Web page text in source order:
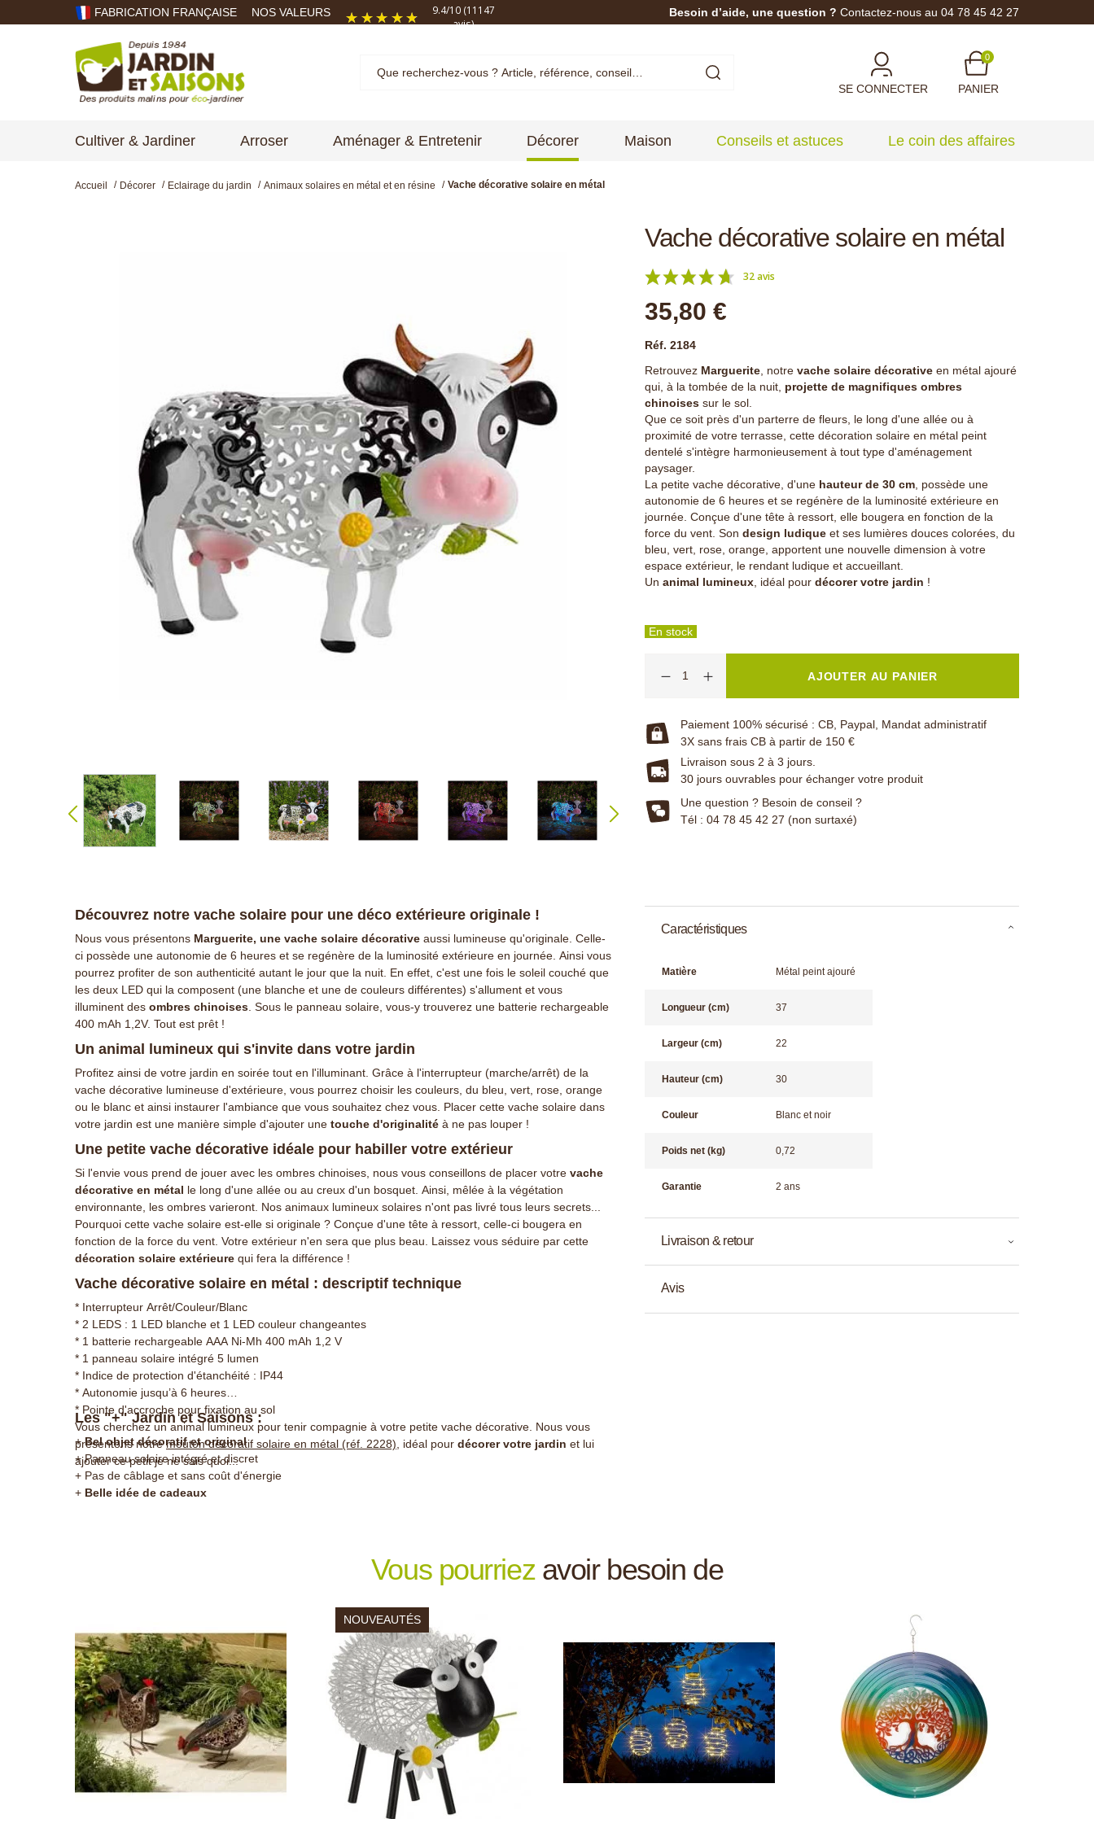
FABRICATION FRANÇAISE NOS VALEURS
avis)
Besoin d’aide, une question ? Contactez-nous au 04 78 45 42 27
SE CONNECTER PANIER
0
Cultiver & Jardiner Arroser Aménager & Entretenir Décorer Maison Conseils et astuces Le coin des affaires
Accueil Décorer Eclairage du jardin Animaux solaires en métal et en résine Vache décorative solaire en métal
Vache décorative solaire en métal
32 avis
35,80 €
Réf. 2184
Retrouvez Marguerite, notre vache solaire décorativeen métal ajouré
qui, à la tombée de la nuit, projette de magnifiques ombres
chinoisessur le sol.
Que ce soit près d'un parterre de fleurs, le long d'une allée ou à
proximité de votre terrasse, cette décoration solaire en métal peint
dentelé s'intègre harmonieusement à tout type d'aménagement
paysager.
La petite vache décorative, d'une hauteur de 30 cm, possède une
autonomie de 6 heures et se regénère de la luminosité extérieure en
journée. Conçue d'une tête à ressort, elle bougera en fonction de la
force du vent. Son design ludiqueet ses lumières douces colorées, du
bleu, vert, rose, orange, apportent une nouvelle dimension à votre
espace extérieur, le rendant ludique et accueillant.
Un animal lumineux, idéal pour décorer votre jardin !
En stock
AJOUTER AU PANIER
Paiement 100% sécurisé : CB, Paypal, Mandat administratif
3X sans frais CB à partir de 150 €
Livraison sous 2 à 3 jours.
30 jours ouvrables pour échanger votre produit
Une question ? Besoin de conseil ?
Tél : 04 78 45 42 27 (non surtaxé)
Découvrez notre vache solaire pour une déco extérieure originale !
Nous vous présentons Marguerite, une vache solaire décorative aussi lumineuse qu'originale. Celle-
ci possède une autonomie de 6 heures et se regénère de la luminosité extérieure en journée. Ainsi vous
pourrez profiter de son authenticité autant le jour que la nuit. En effet, c'est une fois le soleil couché que
les deux LED qui la composent (une blanche et une de couleurs différentes) s'allument et vous
illuminent des ombres chinoises . Sous le panneau solaire, vous-y trouverez une batterie rechargeable
400 mAh 1,2V. Tout est prêt !
Un animal lumineux qui s'invite dans votre jardin
Profitez ainsi de votre jardin en soirée tout en l'illuminant. Grâce à l'interrupteur (marche/arrêt) de la
vache décorative lumineuse d'extérieure, vous pourrez choisir les couleurs, du bleu, vert, rose, orange
ou le blanc et ainsi instaurer l'ambiance que vous souhaitez chez vous. Placer cette vache solaire dans
votre jardin est une manière simple d'ajouter une touche d'originalité à ne pas louper !
Une petite vache décorative idéale pour habiller votre extérieur
Si l'envie vous prend de jouer avec les ombres chinoises, nous vous conseillons de placer votre vache
décorative en métal le long d'une allée ou au creux d'un bosquet. Ainsi, mêlée à la végétation
environnante, les ombres varieront. Nos animaux lumineux solaires n'ont pas livré tous leurs secrets...
Pourquoi cette vache solaire est-elle si originale ? Conçue d'une tête à ressort, celle-ci bougera en
fonction de la force du vent. Votre extérieur n'en sera que plus beau. Laissez vous séduire par cette
décoration solaire extérieure qui fera la différence !
Vache décorative solaire en métal : descriptif technique
* Interrupteur Arrêt/Couleur/Blanc
* 2 LEDS : 1 LED blanche et 1 LED couleur changeantes
* 1 batterie rechargeable AAA Ni-Mh 400 mAh 1,2 V
* 1 panneau solaire intégré 5 lumen
* Indice de protection d'étanchéité : IP44
* Autonomie jusqu’à 6 heures
* Pointe d'accroche pour fixation au sol
Vous cherchez un animal lumineux pour tenir compagnie à votre petite vache décorative. Nous vous
présentons notremouton décoratif solaire en métal (réf. 2228) , idéal pour décorer votre jardin et lui
ajouter ce petit je ne sais quoi...
Les "+" Jardin et Saisons :
+Bel objet décoratif et original
+ Panneau solaire intégré et discret
+ Pas de câblage et sans coût d'énergie
+ Belle idée de cadeaux
Caractéristiques
Matière Métal peint ajouré
Longueur (cm) 37
Largeur (cm) 22
Hauteur (cm) 30
Couleur Blanc et noir
Poids net (kg) 0,72
Garantie 2 ans
Livraison & retour
Avis
Vous pourriezavoir besoin de
NOUVEAUTÉS